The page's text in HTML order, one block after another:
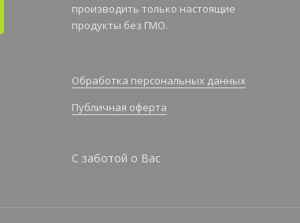
производить только настоящие
продукты без ГМО.
Обработка персональных данных
Публичная оферта
С заботой о Вас